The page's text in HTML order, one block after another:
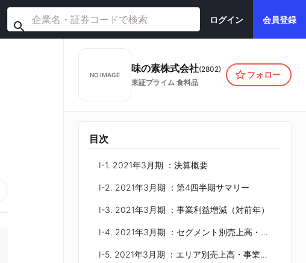
ログイン 会員登録
NO IMAGE
味の素株式会社(2802)
東証プライム 食料品
フォロー
目次
Ⅰ-1. 2021年3月期 ：決算概要
Ⅰ-2. 2021年3月期 ：第4四半期サマリー
Ⅰ-3. 2021年3月期 ：事業利益増減（対前年）
Ⅰ-4. 2021年3月期 ：セグメント別売上高・事業利益
Ⅰ-5. 2021年3月期 ：エリア別売上高・事業利益